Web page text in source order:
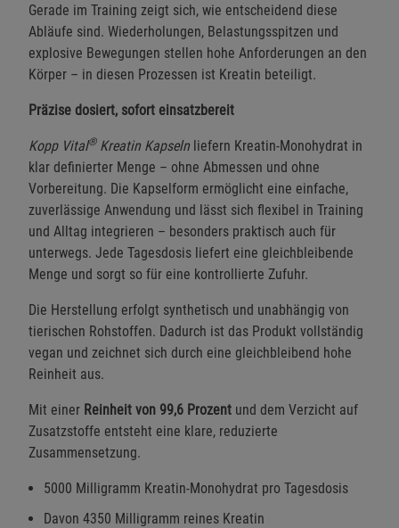
Gerade im Training zeigt sich, wie entscheidend diese
Abläufe sind. Wiederholungen, Belastungsspitzen und
explosive Bewegungen stellen hohe Anforderungen an den
Körper – in diesen Prozessen ist Kreatin beteiligt.
Präzise dosiert, sofort einsatzbereit
Kopp Vital®Kreatin Kapseln liefern Kreatin-Monohydrat in
klar definierter Menge – ohne Abmessen und ohne
Vorbereitung. Die Kapselform ermöglicht eine einfache,
zuverlässige Anwendung und lässt sich flexibel in Training
und Alltag integrieren – besonders praktisch auch für
unterwegs. Jede Tagesdosis liefert eine gleichbleibende
Menge und sorgt so für eine kontrollierte Zufuhr.
Die Herstellung erfolgt synthetisch und unabhängig von
tierischen Rohstoffen. Dadurch ist das Produkt vollständig
vegan und zeichnet sich durch eine gleichbleibend hohe
Reinheit aus.
Mit einer Reinheit von 99,6 Prozent und dem Verzicht auf
Zusatzstoffe entsteht eine klare, reduzierte
Zusammensetzung.
5000 Milligramm Kreatin-Monohydrat pro Tagesdosis
Davon 4350 Milligramm reines Kreatin